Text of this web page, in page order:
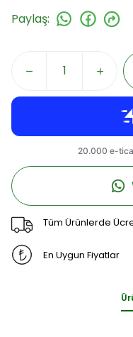
Paylaş:
Tüm Ürünlerde
En Uygun Fiyatlar